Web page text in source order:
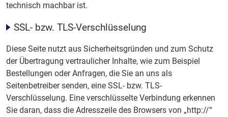
technisch machbar ist.
SSL- bzw. TLS-Verschlüsselung
Diese Seite nutzt aus Sicherheitsgründen und zum Schutz
der Übertragung vertraulicher Inhalte, wie zum Beispiel
Bestellungen oder Anfragen, die Sie an uns als
Seitenbetreiber senden, eine SSL- bzw. TLS-
Verschlüsselung. Eine verschlüsselte Verbindung erkennen
Sie daran, dass die Adresszeile des Browsers von „http://“